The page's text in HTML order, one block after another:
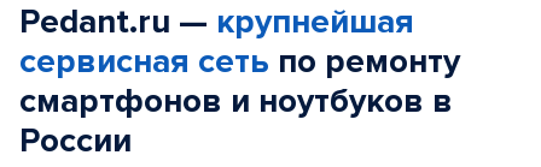
Pedant.ru — крупнейшая
сервисная сеть по ремонту
смартфонов и ноутбуков в
России